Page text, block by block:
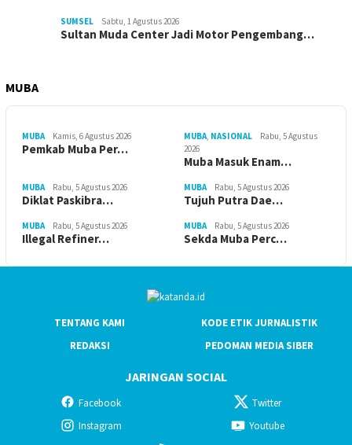
SUMSEL Sabtu, 1 Agustus 2026
Sultan Muda Center Jadi Motor Pengembang…
MUBA
MUBA Kamis, 6 Agustus 2026
Pemkab Muba Per…
MUBA, NASIONAL
Rabu, 5 Agustus
2026
Muba Masuk Enam…
MUBA Rabu, 5 Agustus 2026
Diklat Paskibra…
MUBA Rabu, 5 Agustus 2026
Tujuh Putra Dae…
MUBA Rabu, 5 Agustus 2026
Illegal Refiner…
MUBA Rabu, 5 Agustus 2026
Sekda Muba Perc…
TENTANG KAMI
KODE ETIK JURNALISTIK
REDAKSI
PEDOMAN MEDIA SIBER
JARINGAN SOCIAL
Facebook
Twitter
Instagram
Youtube